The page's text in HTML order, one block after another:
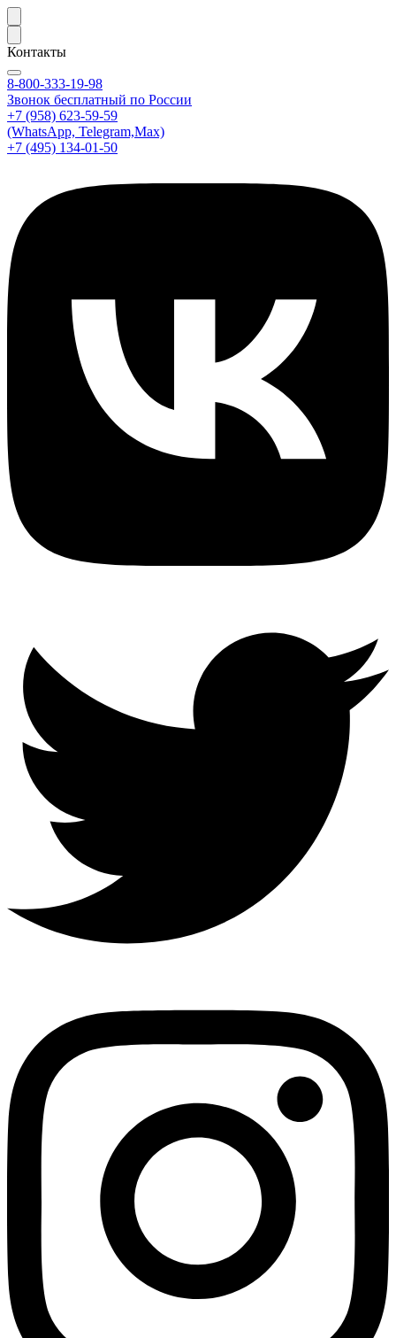
Контакты
8-800-333-19-98
Звонок бесплатный по России
+7 (958) 623-59-59
(WhatsApp, Telegram,Max)
+7 (495) 134-01-50